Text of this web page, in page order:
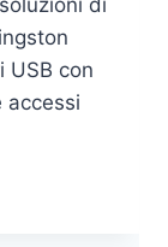
di
USB con
accessi